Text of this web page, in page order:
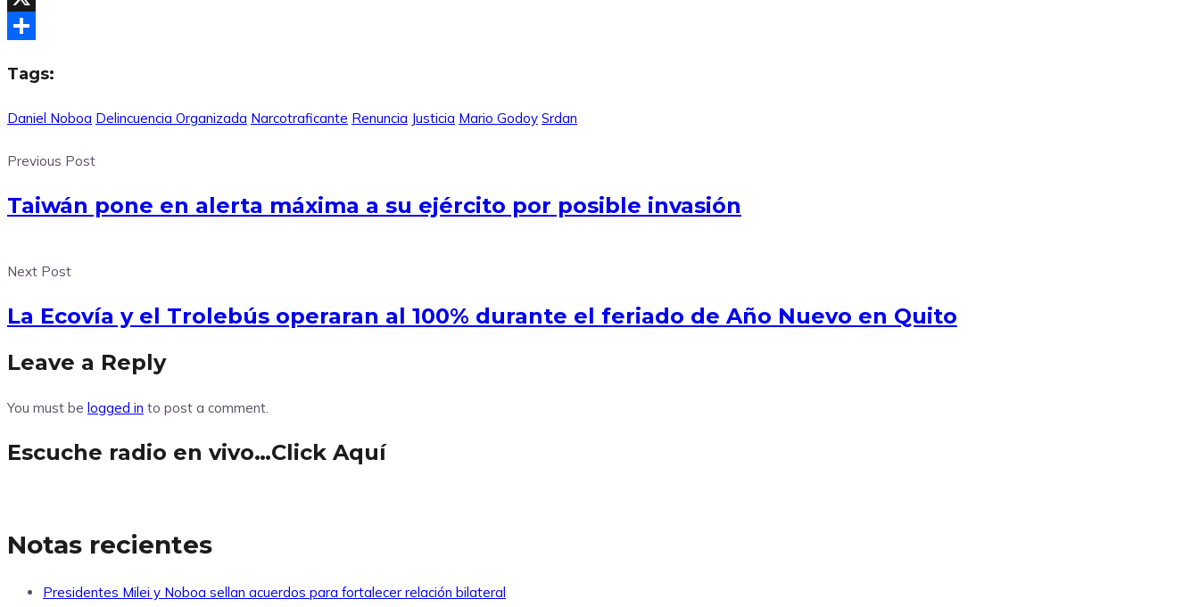
X
Tags:
Daniel Noboa Delincuencia Organizada Narcotraficante Renuncia Justicia Mario Godoy Srdan
Previous Post
Taiwán pone en alerta máxima a su ejército por posible invasión
Next Post
La Ecovía y el Trolebús operaran al 100% durante el feriado de Año Nuevo en Quito
Leave a Reply
You must be logged in to post a comment.
Escuche radio en vivo…Click Aquí
Notas recientes
Presidentes Milei y Noboa sellan acuerdos para fortalecer relación bilateral